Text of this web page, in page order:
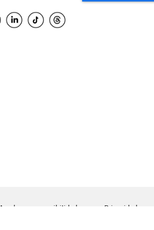
Ayuda para accesibilidad Privacidad